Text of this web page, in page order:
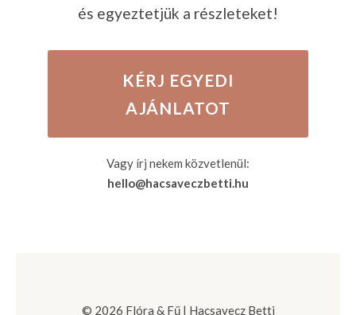
és egyeztetjük a részleteket!
KÉRJ EGYEDI
AJÁNLATOT
Vagy írj nekem közvetlenül:
hello@hacsaveczbetti.hu
© 2026 Flóra & Fű | Hacsavecz Betti